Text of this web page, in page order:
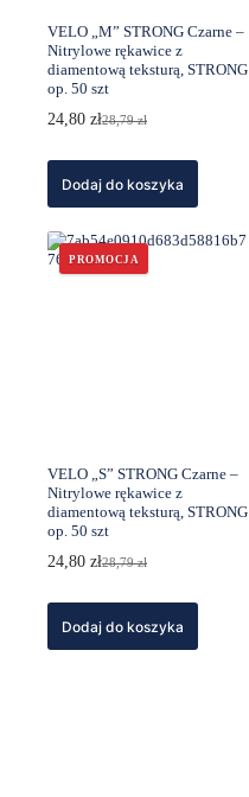
VELO „M” STRONG Czarne –
Nitrylowe rękawice z
diamentową teksturą, STRONG
op. 50 szt
28,79zł
Pierwotna
wynosiła:
28,79 zł.
24,80 złAktualna
wynosi:
24,80 zł.
Dodaj do koszyka
PROMOCJA
VELO „S” STRONG Czarne –
Nitrylowe rękawice z
diamentową teksturą, STRONG
op. 50 szt
28,79zł
Pierwotna
wynosiła:
28,79 zł.
24,80 złAktualna
wynosi:
24,80 zł.
Dodaj do koszyka